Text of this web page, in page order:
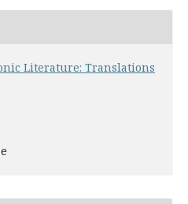
Literature: Translations